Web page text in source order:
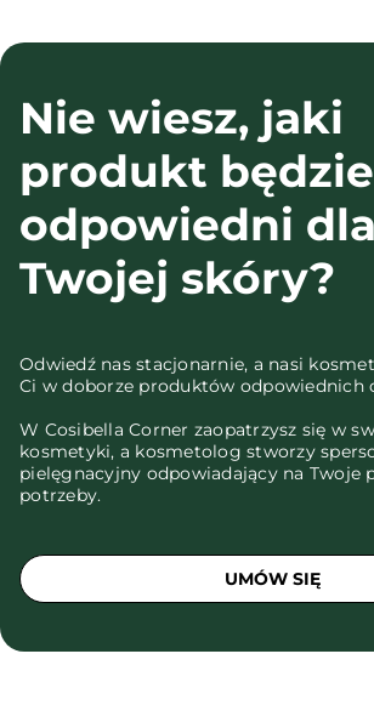
Nie wiesz, jaki
produkt będzie
odpowiedni dla
Twojej skóry?
Odwiedź nas stacjonarnie, a nasi
Ci w doborze produktów odpowiednich
W Cosibella Corner zaopatrzysz się w
kosmetyki, a kosmetolog stworzy
pielęgnacyjny odpowiadający na Twoje
potrzeby.
UMÓW SIĘ